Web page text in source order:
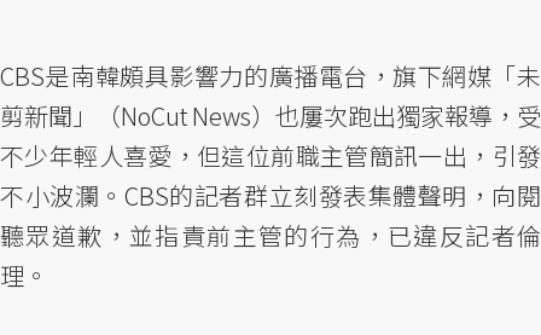
CBS是南韓頗具影響力的廣播電台，旗下網媒「未
剪新聞」（NoCut News）也屢次跑出獨家報導，受
不少年輕人喜愛，但這位前職主管簡訊一出，引發
不小波瀾。CBS的記者群立刻發表集體聲明，向閱
聽眾道歉，並指責前主管的行為，已違反記者倫
理。